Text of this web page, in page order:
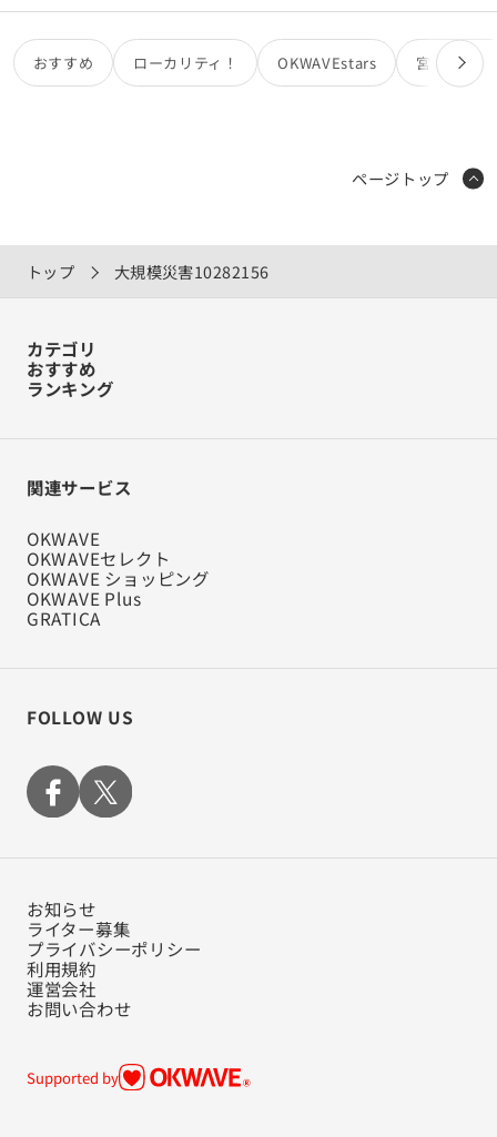
おすすめ ローカリティ！ OKWAVEstars 宮田カオリ
トップ 大規模災害10282156
ページトップ
カテゴリ
おすすめ
ランキング
関連サービス
OKWAVE
OKWAVEセレクト
OKWAVE ショッピング
OKWAVE Plus
GRATICA
FOLLOW US
お知らせ
ライター募集
プライバシーポリシー
利用規約
運営会社
お問い合わせ
Supported by